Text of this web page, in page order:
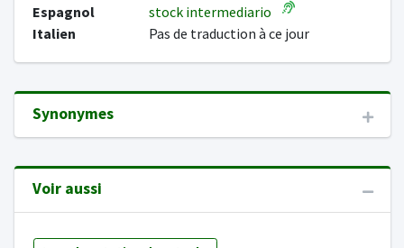
Espagnol
stock intermediario
Italien
Pas de traduction à ce jour
Synonymes
Voir aussi